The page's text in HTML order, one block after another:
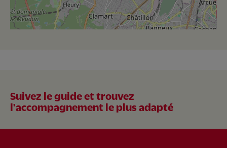
Suivez le guide et trouvez
l'accompagnement le plus adapté